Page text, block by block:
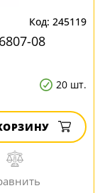
245119
08
20 шт.